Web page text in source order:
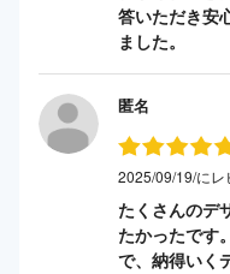
答いただき安
ました。
匿名
2025/09/19/にレ
たくさんのデ
たかったです
で、納得いく